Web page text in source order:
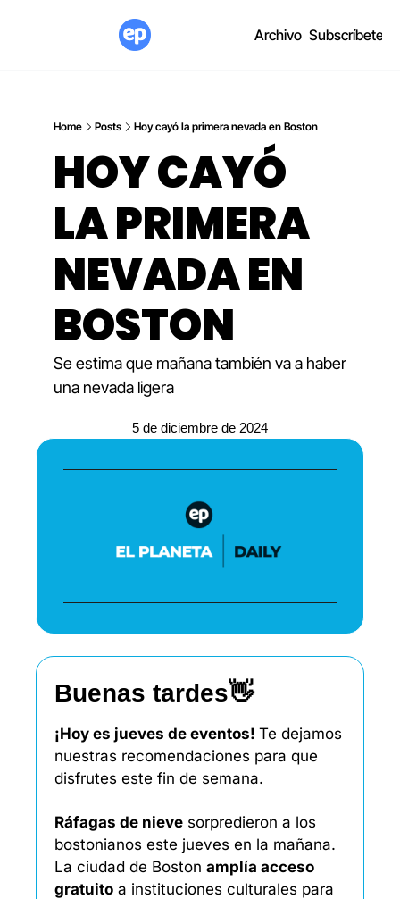
Archivo Subscríbete
Home Posts Hoy cayó la primera nevada en Boston
HOY CAYÓ
LA PRIMERA
NEVADA EN
BOSTON
Se estima que mañana también va a haber
una nevada ligera
5 de diciembre de 2024
Buenas tardes👋
¡Hoy es jueves de eventos! Te dejamos
nuestras recomendaciones para que
disfrutes este fin de semana.
Ráfagas de nieve sorpredieron a los
bostonianos este jueves en la mañana.
La ciudad de Boston amplía acceso
gratuito a instituciones culturales para